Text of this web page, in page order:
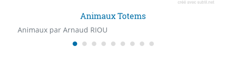
Animaux Totems
Animaux par Arnaud RIOU